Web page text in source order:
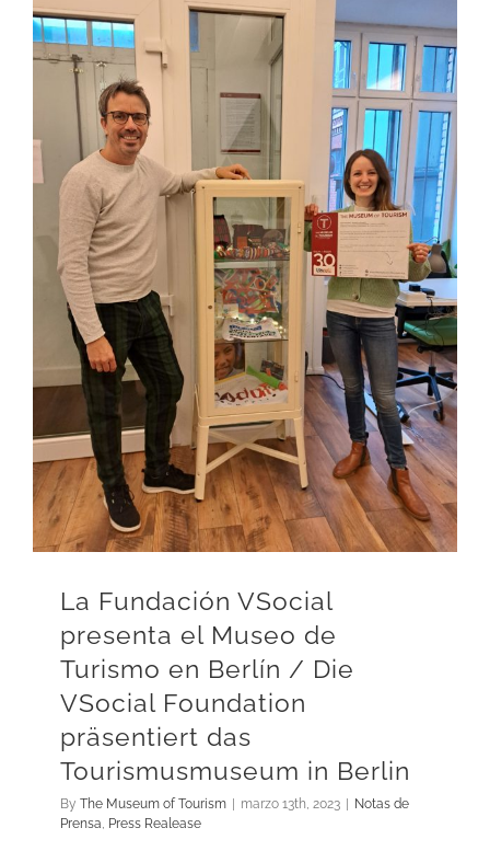
La Fundación VSocial
presenta el Museo de
Turismo en Berlín / Die
VSocial Foundation
präsentiert das
Tourismusmuseum in Berlin
By The Museum of Tourism | marzo 13th, 2023 | Notas de
Prensa Press Realease